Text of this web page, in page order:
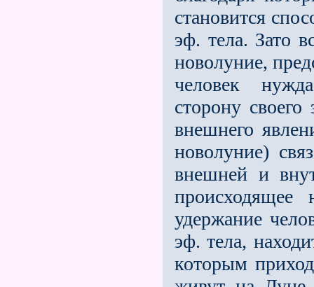
становится
эф. тела. Зато
новолуние,
человек
сторону
внешнего
новолуние)
внешней и
происхо­дящее
удержание
эф. тела,
которым